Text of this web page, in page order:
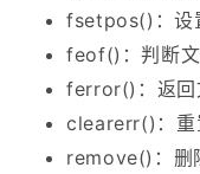
fsetpos()：设
feof()：判断文
ferror()：返回
clearerr()：重
remove()：删